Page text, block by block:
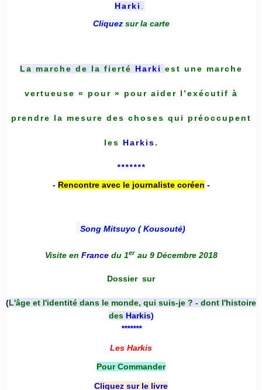
Harki
Cliquez sur la carte
La marche de la fierté Harki est une marche
vertueuse « pour » pour aider l’exécutif à
prendre la mesure des choses qui préoccupent
les Harkis.
*******
- Rencontre avec le journaliste coréen -
Song Mitsuyo ( Kousouté)
Visite en France du 1er au 9 Décembre 2018
Dossier sur
(L'âge et l'identité dans le monde, qui suis-je ? - dont l'histoire
des Harkis)
*******
Les Harkis
Pour Commander
Cliquez sur le livre